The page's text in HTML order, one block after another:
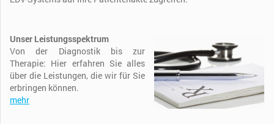
Unser Leistungsspektrum
Von der Diagnostik bis zur
Therapie: Hier erfahren Sie alles
über die Leistungen, die wir für Sie
erbringen können.
mehr